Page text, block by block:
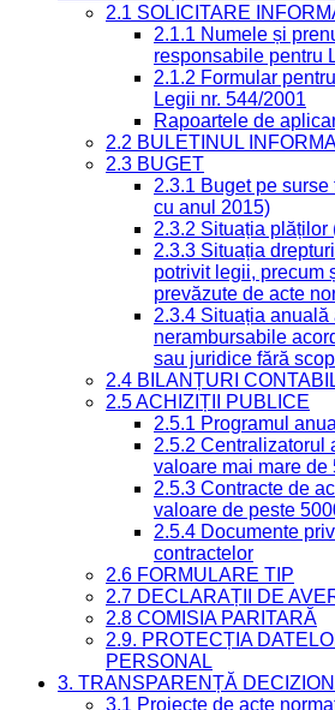
2.1 SOLICITARE
2.1.1 Numele și
responsabile pentru
2.1.2 Formular
Legii nr. 544/2001
Rapoartele de
2.2 BULETINUL
2.3 BUGET
2.3.1 Buget pe
cu anul 2015)
2.3.2 Situația plăților
2.3.3 Situația
potrivit legii, precum
prevăzute de acte
2.3.4 Situația anuală
nerambursabile
sau juridice fără
2.4 BILANȚURI
2.5 ACHIZIȚII PUBLICE
2.5.1 Programul
2.5.2 Centralizatorul
valoare mai mare de
2.5.3 Contracte de
valoare de peste
2.5.4 Documente
contractelor
2.6 FORMULARE TIP
2.7 DECLARAȚII DE
2.8 COMISIA PARITARĂ
2.9. PROTECȚIA
PERSONAL
3. TRANSPARENȚĂ
3.1 Proiecte de acte